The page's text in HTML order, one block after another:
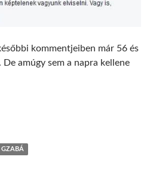
kommentjeiben már 56 és
amúgy sem a napra kellene
GZABÁ